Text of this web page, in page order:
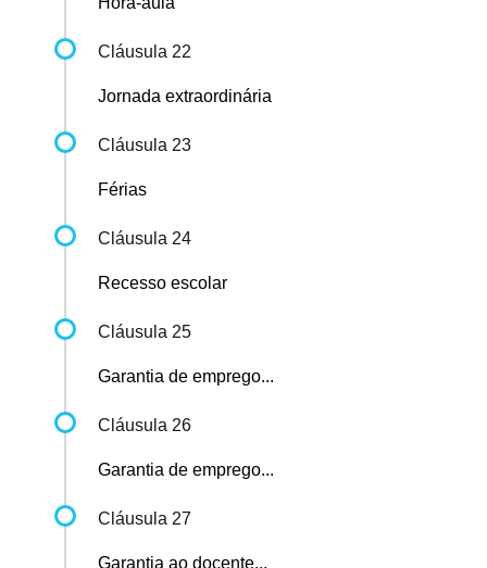
Cláusula 22
Jornada extraordinária
Cláusula 23
Férias
Cláusula 24
Recesso escolar
Cláusula 25
Garantia de emprego...
Cláusula 26
Garantia de emprego...
Cláusula 27
Garantia ao docente...